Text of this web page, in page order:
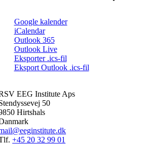
Google kalender
iCalendar
Outlook 365
Outlook Live
Eksporter .ics-fil
Eksport Outlook .ics-fil
EEG Institute Aps
50
Hirtshals
+45 20 32 99 01